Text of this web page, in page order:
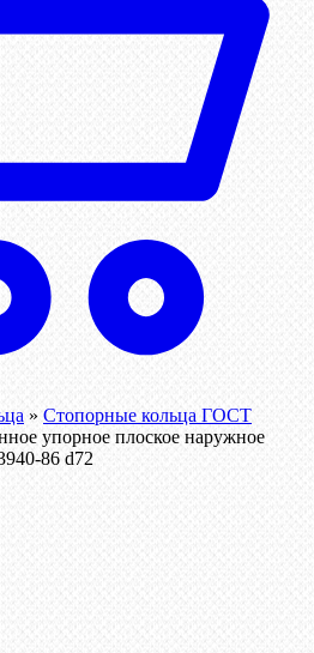
» Стопорные кольца ГОСТ
упорное плоское наружное
86 d72